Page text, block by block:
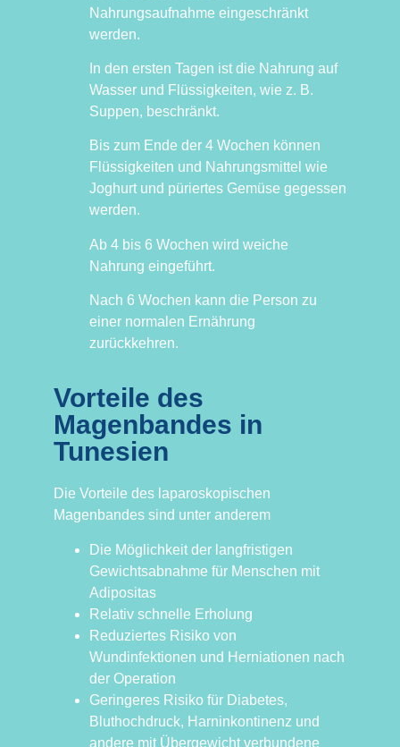
Nahrungsaufnahme eingeschränkt
werden.
In den ersten Tagen ist die Nahrung auf
Wasser und Flüssigkeiten, wie z. B.
Suppen, beschränkt.
Bis zum Ende der 4 Wochen können
Flüssigkeiten und Nahrungsmittel wie
Joghurt und püriertes Gemüse gegessen
werden.
Ab 4 bis 6 Wochen wird weiche
Nahrung eingeführt.
Nach 6 Wochen kann die Person zu
einer normalen Ernährung
zurückkehren.
Vorteile des
Magenbandes in
Tunesien
Die Vorteile des laparoskopischen
Magenbandes sind unter anderem
Die Möglichkeit der langfristigen
Gewichtsabnahme für Menschen mit
Adipositas
Relativ schnelle Erholung
Reduziertes Risiko von
Wundinfektionen und Herniationen nach
der Operation
Geringeres Risiko für Diabetes,
Bluthochdruck, Harninkontinenz und
andere mit Übergewicht verbundene